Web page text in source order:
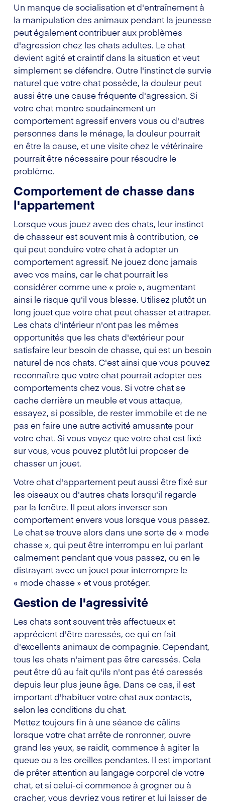
Un manque de socialisation et d'entraînement à
la manipulation des animaux pendant la jeunesse
peut également contribuer aux problèmes
d'agression chez les chats adultes. Le chat
devient agité et craintif dans la situation et veut
simplement se défendre. Outre l'instinct de survie
naturel que votre chat possède, la douleur peut
aussi être une cause fréquente d'agression. Si
votre chat montre soudainement un
comportement agressif envers vous ou d'autres
personnes dans le ménage, la douleur pourrait
en être la cause, et une visite chez le vétérinaire
pourrait être nécessaire pour résoudre le
problème.
Comportement de chasse dans
l'appartement
Lorsque vous jouez avec des chats, leur instinct
de chasseur est souvent mis à contribution, ce
qui peut conduire votre chat à adopter un
comportement agressif. Ne jouez donc jamais
avec vos mains, car le chat pourrait les
considérer comme une « proie », augmentant
ainsi le risque qu'il vous blesse. Utilisez plutôt un
long jouet que votre chat peut chasser et attraper.
Les chats d'intérieur n'ont pas les mêmes
opportunités que les chats d'extérieur pour
satisfaire leur besoin de chasse, qui est un besoin
naturel de nos chats. C'est ainsi que vous pouvez
reconnaître que votre chat pourrait adopter ces
comportements chez vous. Si votre chat se
cache derrière un meuble et vous attaque,
essayez, si possible, de rester immobile et de ne
pas en faire une autre activité amusante pour
votre chat. Si vous voyez que votre chat est fixé
sur vous, vous pouvez plutôt lui proposer de
chasser un jouet.
Votre chat d'appartement peut aussi être fixé sur
les oiseaux ou d'autres chats lorsqu'il regarde
par la fenêtre. Il peut alors inverser son
comportement envers vous lorsque vous passez.
Le chat se trouve alors dans une sorte de « mode
chasse », qui peut être interrompu en lui parlant
calmement pendant que vous passez, ou en le
distrayant avec un jouet pour interrompre le
« mode chasse » et vous protéger.
Gestion de l'agressivité
Les chats sont souvent très affectueux et
apprécient d'être caressés, ce qui en fait
d'excellents animaux de compagnie. Cependant,
tous les chats n'aiment pas être caressés. Cela
peut être dû au fait qu'ils n'ont pas été caressés
depuis leur plus jeune âge. Dans ce cas, il est
important d'habituer votre chat aux contacts,
selon les conditions du chat.
Mettez toujours fin à une séance de câlins
lorsque votre chat arrête de ronronner, ouvre
grand les yeux, se raidit, commence à agiter la
queue ou a les oreilles pendantes. Il est important
de prêter attention au langage corporel de votre
chat, et si celui-ci commence à grogner ou à
cracher, vous devriez vous retirer et lui laisser de